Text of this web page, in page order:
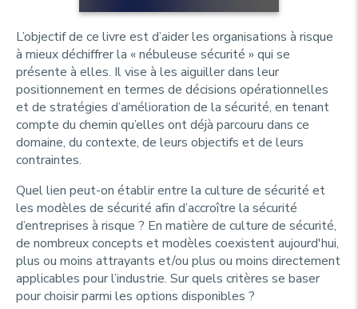
L’objectif de ce livre est d’aider les organisations à risque
à mieux déchiffrer la « nébuleuse sécurité » qui se
présente à elles. Il vise à les aiguiller dans leur
positionnement en termes de décisions opérationnelles
et de stratégies d’amélioration de la sécurité, en tenant
compte du chemin qu’elles ont déjà parcouru dans ce
domaine, du contexte, de leurs objectifs et de leurs
contraintes.
Quel lien peut-on établir entre la culture de sécurité et
les modèles de sécurité afin d’accroître la sécurité
d’entreprises à risque ? En matière de culture de sécurité,
de nombreux concepts et modèles coexistent aujourd'hui,
plus ou moins attrayants et/ou plus ou moins directement
applicables pour l’industrie. Sur quels critères se baser
pour choisir parmi les options disponibles ?